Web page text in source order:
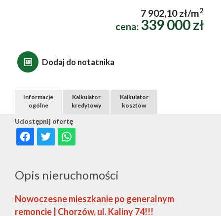
7 902,10 zł/m2
cena: 339 000 zł
Dodaj do notatnika
Udostępnij ofertę
Informacje
ogólne
Kalkulator
kredytowy
Kalkulator
kosztów
Opis nieruchomości
Nowoczesne mieszkanie po generalnym
remoncie | Chorzów, ul. Kaliny 74!!!